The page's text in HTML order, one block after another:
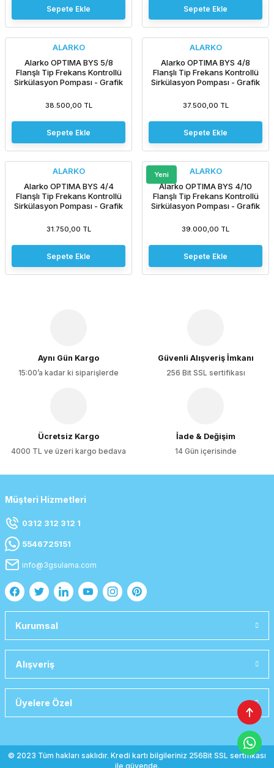
Sepete Ekle Sepete Ekle
ALARKO
Alarko OPTIMA BYS 5/8
Flanşlı Tip Frekans Kontrollü
Sirkülasyon Pompası - Grafik
38.500,00 TL
Sepete Ekle
ALARKO
Alarko OPTIMA BYS 4/8
Flanşlı Tip Frekans Kontrollü
Sirkülasyon Pompası - Grafik
37.500,00 TL
Sepete Ekle
ALARKO
Alarko OPTIMA BYS 4/4
Flanşlı Tip Frekans Kontrollü
Sirkülasyon Pompası - Grafik
31.750,00 TL
Sepete Ekle
Yeni
ALARKO
Alarko OPTIMA BYS 4/10
Flanşlı Tip Frekans Kontrollü
Sirkülasyon Pompası - Grafik
39.000,00 TL
Sepete Ekle
Aynı Gün Kargo
15:00’a kadar ki siparişlerde
Güvenli Alışveriş İmkanı
256 Bit SSL sertifikası
Ücretsiz Kargo
4000 TL ve üzeri kargo bedava
İade & Değişim
14 Gün içerisinde
Müşteri Hizmetleri
0312 312 312 1
5546725151
info@3gsulama.com
Kurumsal
Alışveriş
Üyelere Özel
© 2023 Tüm hakları saklıdır. Kredi kartı bilgileriniz 256Bit SSL sertifikası
ile güvende.